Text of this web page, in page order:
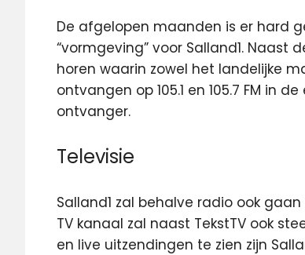
De afgelopen maanden is er hard
“vormgeving” voor Salland1. Naast
horen waarin zowel het landelijke
ontvangen op 105.1 en 105.7 FM in
ontvanger.
Televisie
Salland1 zal behalve radio ook
TV kanaal zal naast TekstTV ook
en live uitzendingen te zien zijn